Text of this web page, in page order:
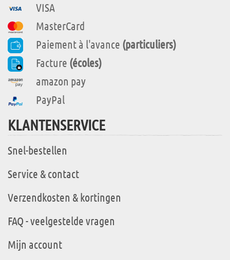
VISA
MasterCard
Paiement à l'avance (particuliers)
Facture (écoles)
amazon pay
PayPal
KLANTENSERVICE
Snel-bestellen
Service & contact
Verzendkosten & kortingen
FAQ - veelgestelde vragen
Mijn account